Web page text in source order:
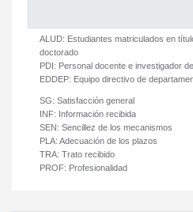
ALUD: Estudiantes matriculados en
doctorado
PDI: Personal docente e investigador
EDDEP: Equipo directivo de
SG: Satisfacción general
INF: Información recibida
SEN: Sencillez de los mecanismos
PLA: Adecuación de los plazos
TRA: Trato recibido
PROF: Profesionalidad